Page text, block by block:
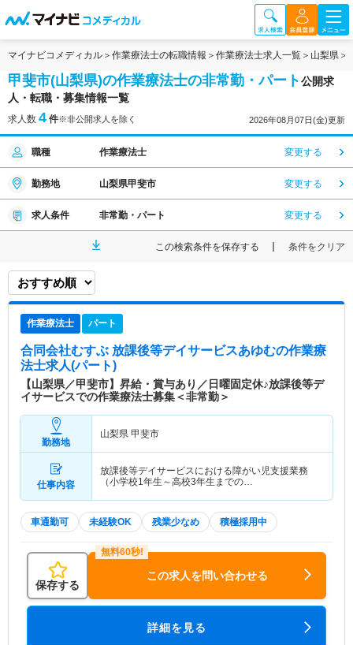
マイナビコメディカル 作業療法士の転職情報 作業療法士求人一覧 山梨県
甲斐市(山梨県)の作業療法士の非常勤・パート公開求
人・転職・募集情報一覧
求人数 4 件※非公開求人を除く 2026年08月07日(金)更新
職種 作業療法士 変更する
勤務地 山梨県甲斐市 変更する
求人条件 非常勤・パート 変更する
この検索条件を保存する 条件をクリア
作業療法士 パート
合同会社むすぶ 放課後等デイサービスあゆむの作業療
法士求人(パート)
【山梨県／甲斐市】昇給・賞与あり／日曜固定休♪放課後等デ
イサービスでの作業療法士募集＜非常勤＞
勤務地
山梨県 甲斐市
仕事内容
放課後等デイサービスにおける障がい児支援業務
（小学校1年生～高校3年生までの…
車通勤可 未経験OK 残業少なめ 積極採用中
保存する
この求人を問い合わせる
詳細を見る